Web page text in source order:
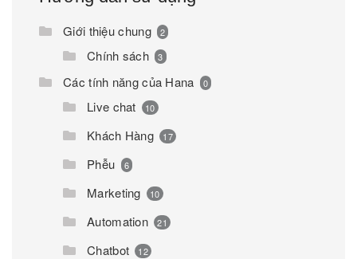
Giới thiệu chung 2
Chính sách 3
Các tính năng của Hana 0
Live chat 10
Khách Hàng 17
Phễu 6
Marketing 10
Automation 21
Chatbot 12